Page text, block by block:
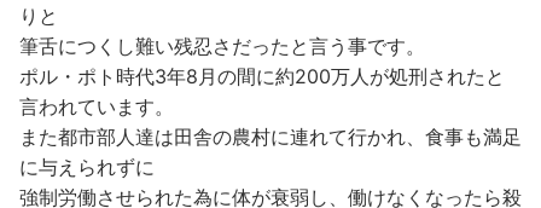
りと
筆舌につくし難い残忍さだったと言う事です。
ポル・ポト時代3年8月の間に約200万人が処刑されたと
言われています。
また都市部人達は田舎の農村に連れて行かれ、食事も満足
に与えられずに
強制労働させられた為に体が衰弱し、働けなくなったら殺